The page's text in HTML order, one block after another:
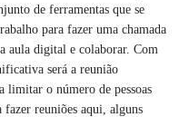
de ferramentas que se
para fazer uma chamada
aula digital e colaborar. Com
será a reunião
limitar o número de pessoas
fazer reuniões aqui, alguns